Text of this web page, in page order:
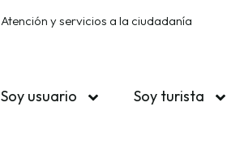
Atención y servicios a la ciudadanía
Soy usuario Soy turista